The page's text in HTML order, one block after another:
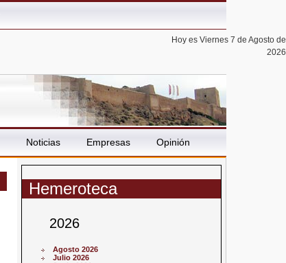
Hoy es Viernes 7 de Agosto de
2026
Noticias Empresas Opinión
Hemeroteca
2026
Agosto 2026
Julio 2026